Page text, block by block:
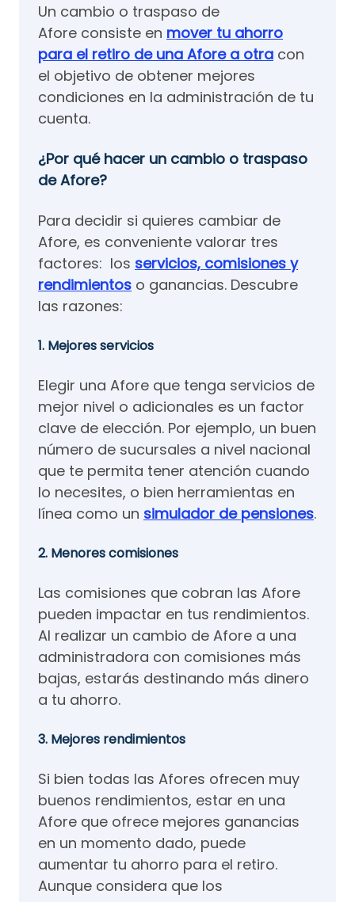
Un cambio o traspaso de
Afore consiste en mover tu ahorro
para el retiro de una Afore a otra con
el objetivo de obtener mejores
condiciones en la administración de tu
cuenta.
¿Por qué hacer un cambio o traspaso
de Afore?
Para decidir si quieres cambiar de
Afore, es conveniente valorar tres
factores: los servicios, comisiones y
rendimientos o ganancias. Descubre
las razones:
1. Mejores servicios
Elegir una Afore que tenga servicios de
mejor nivel o adicionales es un factor
clave de elección. Por ejemplo, un buen
número de sucursales a nivel nacional
que te permita tener atención cuando
lo necesites, o bien herramientas en
línea como un simulador de pensiones.
2. Menores comisiones
Las comisiones que cobran las Afore
pueden impactar en tus rendimientos.
Al realizar un cambio de Afore a una
administradora con comisiones más
bajas, estarás destinando más dinero
a tu ahorro.
3. Mejores rendimientos
Si bien todas las Afores ofrecen muy
buenos rendimientos, estar en una
Afore que ofrece mejores ganancias
en un momento dado, puede
aumentar tu ahorro para el retiro.
Aunque considera que los